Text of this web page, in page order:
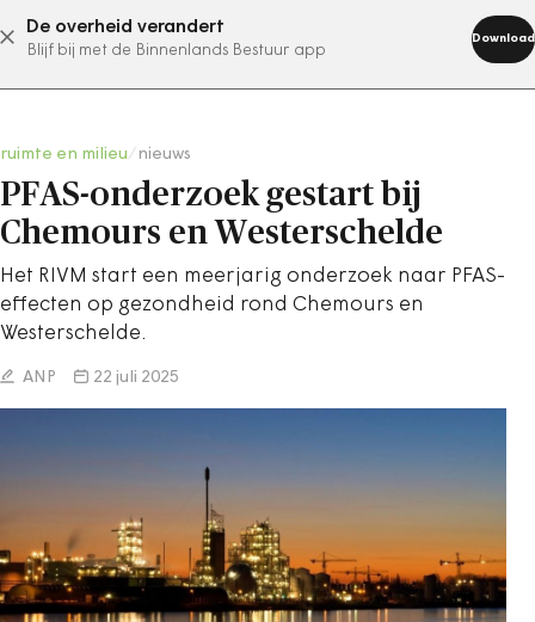
De overheid verandert
Blijf bij met de Binnenlands Bestuur app
Download
abonneer nu
ruimte en milieu nieuws
PFAS-onderzoek gestart bij
Chemours en Westerschelde
Het RIVM start een meerjarig onderzoek naar PFAS-
effecten op gezondheid rond Chemours en
Westerschelde.
ANP 22 juli 2025